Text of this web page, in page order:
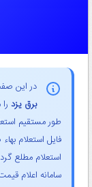
در این
برق یزد
طور مستقیم
فایل استعلام
استعلام مطلع
سامانه اعلام